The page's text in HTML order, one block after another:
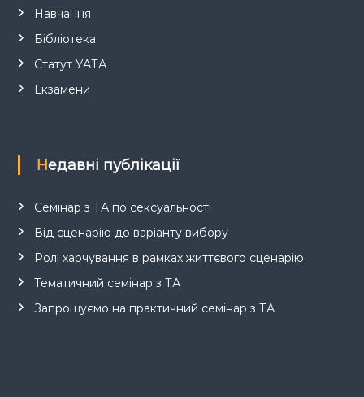
Навчання
Бібліотека
Статут УАТА
Екзамени
Недавні публікації
Семінар з ТА по сексуальності
Від сценарію до варіанту вибору
Ролі харчування в рамках життєвого сценарію
Тематичний семінар з ТА
Запрошуємо на практичний семінар з ТА